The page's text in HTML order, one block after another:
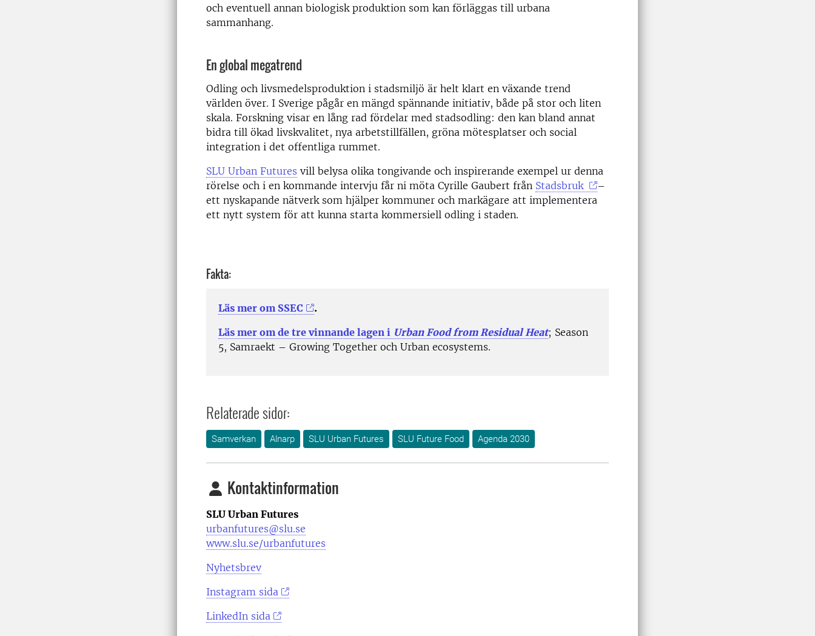
och eventuell annan biologisk produktion som kan förläggas till urbana
sammanhang.
En global megatrend
Odling och livsmedelsproduktion i stadsmiljö är helt klart en växande trend
världen över. I Sverige pågår en mängd spännande initiativ, både på stor och liten
skala. Forskning visar en lång rad fördelar med stadsodling: den kan bland annat
bidra till ökad livskvalitet, nya arbetstillfällen, gröna mötesplatser och social
integration i det offentliga rummet.
SLU Urban Futures vill belysa olika tongivande och inspirerande exempel ur denna
rörelse och i en kommande intervju får ni möta Cyrille Gaubert från Stadsbruk
–
ett nyskapande nätverk som hjälper kommuner och markägare att implementera
ett nytt system för att kunna starta kommersiell odling i staden.
Fakta:
Läs mer om SSEC
.
Läs mer om de tre vinnande lagen i Urban Food from Residual Heat; Season
5, Samraekt – Growing Together och Urban ecosystems.
Relaterade sidor:
Samverkan Alnarp SLU Urban Futures SLU Future Food Agenda 2030
Kontaktinformation
SLU Urban Futures
urbanfutures@slu.se
www.slu.se/urbanfutures
Nyhetsbrev
Instagram sida
LinkedIn sida